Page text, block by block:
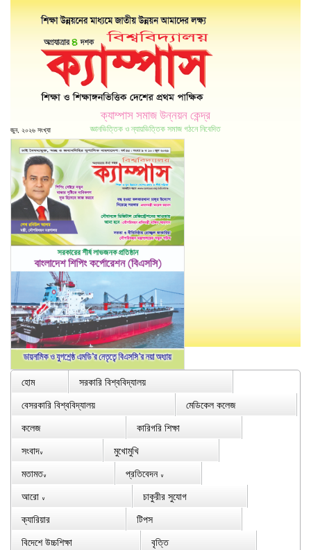
ক্যাম্পাস সমাজ উন্নয়ন কেন্দ্র
জ্ঞানভিত্তিক ও ন্যায়ভিত্তিক সমাজ গঠনে নিবেদিত
জুন, ২০২৬ সংখ্যা
হোম
সরকারি বিশ্ববিদ্যালয়
বেসরকারি বিশ্ববিদ্যালয়
মেডিকেল কলেজ
কলেজ
কারিগরি শিক্ষা
সংবাদ∨
মুখোমুখি
মতামত∨ প্রতিবেদন ∨
আরো ∨
চাকুরীর সুযোগ
ক্যারিয়ার
টিপস
বিদেশে উচ্চশিক্ষা
বৃত্তি